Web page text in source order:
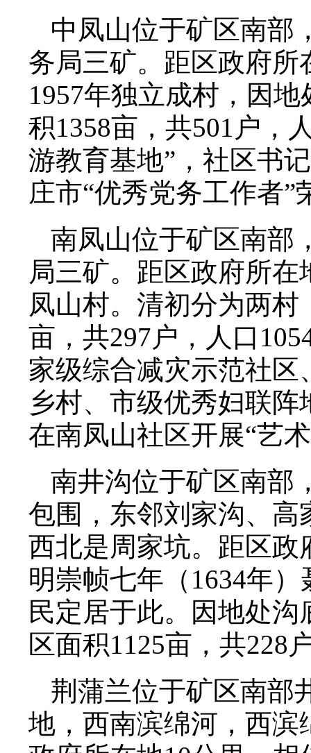
中凤山位于矿区南部
务局三矿。距区政府所
1957年独立成村，因
积1358亩，共501户，
游教育基地”，社区书
庄市“优秀党务工作者”
南凤山位于矿区南部
局三矿。距区政府所
凤山村。清初分为两
亩，共297户，人口
家级综合减灾示范社
乡村、市级优秀妇联
在南凤山社区开展“艺
南井沟位于矿区南部
包围，东邻刘家沟、
西北是周家坑。距区政
明崇帧七年（1634年
民定居于此。因地处
区面积1125亩，共228
荆蒲兰位于矿区南部
地，西南滨绵河，西